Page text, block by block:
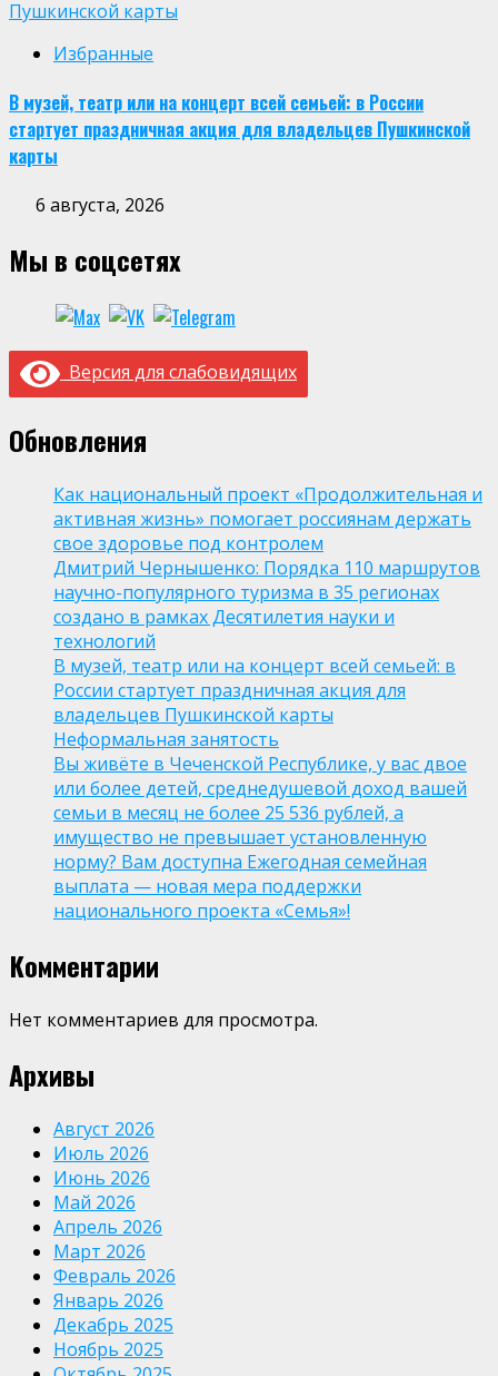
Пушкинской карты
Избранные
В музей, театр или на концерт всей семьей: в России
стартует праздничная акция для владельцев Пушкинской
карты
6 августа, 2026
Мы в соцсетях
Версия для слабовидящих
Обновления
Как национальный проект «Продолжительная и
активная жизнь» помогает россиянам держать
свое здоровье под контролем
Дмитрий Чернышенко: Порядка 110 маршрутов
научно-популярного туризма в 35 регионах
создано в рамках Десятилетия науки и
технологий
В музей, театр или на концерт всей семьей: в
России стартует праздничная акция для
владельцев Пушкинской карты
Неформальная занятость
Вы живёте в Чеченской Республике, у вас двое
или более детей, среднедушевой доход вашей
семьи в месяц не более 25 536 рублей, а
имущество не превышает установленную
норму? Вам доступна Ежегодная семейная
выплата — новая мера поддержки
национального проекта «Семья»!
Комментарии
Нет комментариев для просмотра.
Архивы
Август 2026
Июль 2026
Июнь 2026
Май 2026
Апрель 2026
Март 2026
Февраль 2026
Январь 2026
Декабрь 2025
Ноябрь 2025